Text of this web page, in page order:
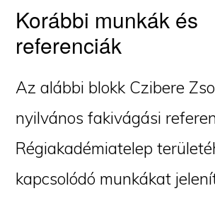
Korábbi munkák és
referenciák
Az alábbi blokk Czibere
nyilvános fakivágási
Régiakadémiatelep
kapcsolódó munkákat